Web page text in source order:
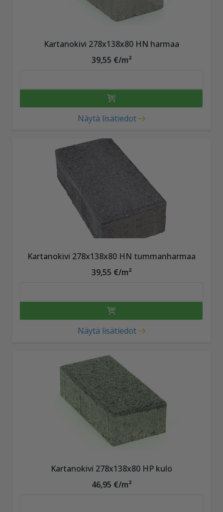
Kartanokivi 278x138x80 HN harmaa
39,55 €/m²
Näytä lisätiedot
Kartanokivi 278x138x80 HN tummanharmaa
39,55 €/m²
Näytä lisätiedot
Kartanokivi 278x138x80 HP kulo
46,95 €/m²